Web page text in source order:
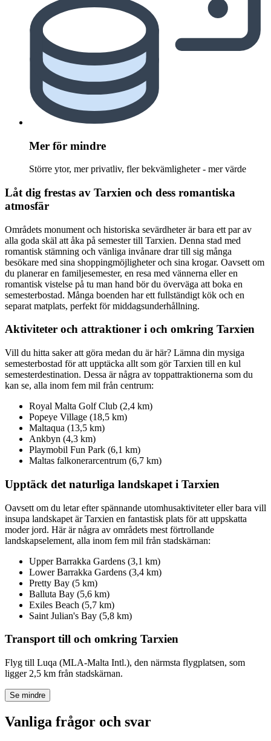
Mer för mindre
Större ytor, mer privatliv, fler bekvämligheter - mer värde
Låt dig frestas av Tarxien och dess romantiska
atmosfär
Områdets monument och historiska sevärdheter är bara ett par av
alla goda skäl att åka på semester till Tarxien. Denna stad med
romantisk stämning och vänliga invånare drar till sig många
besökare med sina shoppingmöjligheter och sina krogar. Oavsett om
du planerar en familjesemester, en resa med vännerna eller en
romantisk vistelse på tu man hand bör du överväga att boka en
semesterbostad. Många boenden har ett fullständigt kök och en
separat matplats, perfekt för middagsunderhållning.
Aktiviteter och attraktioner i och omkring Tarxien
Vill du hitta saker att göra medan du är här? Lämna din mysiga
semesterbostad för att upptäcka allt som gör Tarxien till en kul
semesterdestination. Dessa är några av toppattraktionerna som du
kan se, alla inom fem mil från centrum:
Royal Malta Golf Club (2,4 km)
Popeye Village (18,5 km)
Maltaqua (13,5 km)
Ankbyn (4,3 km)
Playmobil Fun Park (6,1 km)
Maltas falkonerarcentrum (6,7 km)
Upptäck det naturliga landskapet i Tarxien
Oavsett om du letar efter spännande utomhusaktiviteter eller bara vill
insupa landskapet är Tarxien en fantastisk plats för att uppskatta
moder jord. Här är några av områdets mest förtrollande
landskapselement, alla inom fem mil från stadskärnan:
Upper Barrakka Gardens (3,1 km)
Lower Barrakka Gardens (3,4 km)
Pretty Bay (5 km)
Balluta Bay (5,6 km)
Exiles Beach (5,7 km)
Saint Julian's Bay (5,8 km)
Transport till och omkring Tarxien
Flyg till Luqa (MLA-Malta Intl.), den närmsta flygplatsen, som
ligger 2,5 km från stadskärnan.
Se mindre
Vanliga frågor och svar